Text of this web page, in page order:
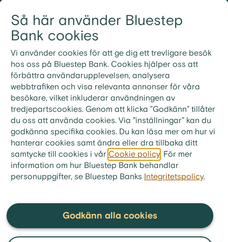
Så här använder Bluestep
Bank cookies
Vi använder cookies för att ge dig ett trevligare besök
hos oss på Bluestep Bank. Cookies hjälper oss att
förbättra användarupplevelsen, analysera
webbtrafiken och visa relevanta annonser för våra
besökare, vilket inkluderar användningen av
tredjepartscookies. Genom att klicka ”Godkänn” tillåter
du oss att använda cookies. Via ”inställningar” kan du
godkänna specifika cookies. Du kan läsa mer om hur vi
hanterar cookies samt ändra eller dra tillbaka ditt
samtycke till cookies i vår Cookie policy . För mer
information om hur Bluestep Bank behandlar
personuppgifter, se Bluestep Banks Integritetspolicy.
Godkänn alla cookies
Meny
Vanliga frågor och
svar
bluestep.se > Kundservice > Frågor & Svar
Bolån > Allmänt om bolån
Kan jag hyra ut min bostad i
andra hand om jag har ett
bolån hos er?